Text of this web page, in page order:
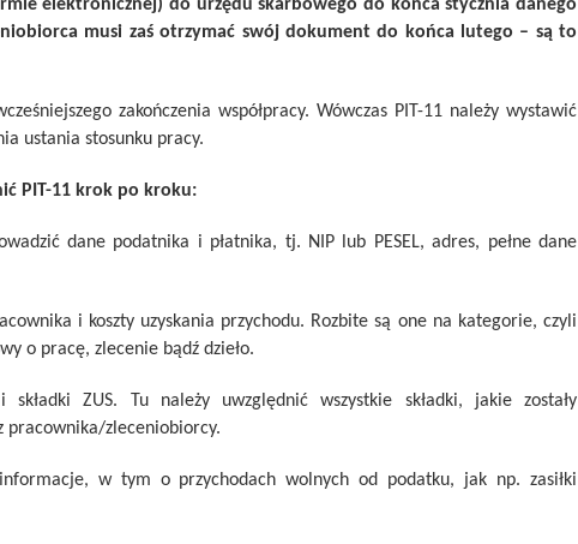
elektronicznej) do urzędu skarbowego do końca stycznia danego
musi zaś otrzymać swój dokument do końca lutego – są to
zakończenia współpracy. Wówczas PIT-11 należy wystawić
ustania stosunku pracy.
PIT-11 krok po kroku:
dane podatnika i płatnika, tj. NIP lub PESEL, adres, pełne dane
i koszty uzyskania przychodu. Rozbite są one na kategorie, czyli
o pracę, zlecenie bądź dzieło.
ZUS. Tu należy uwzględnić wszystkie składki, jakie zostały
pracownika/zleceniobiorcy.
w tym o przychodach wolnych od podatku, jak np. zasiłki